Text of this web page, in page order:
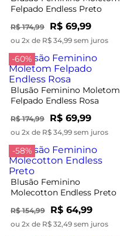
Felpado Endless Preto
R$ 174,99 R$ 69,99
ou 2x de R$ 34,99 sem juros
-60%
Blusão Feminino Moletom
Felpado Endless Rosa
R$ 174,99 R$ 69,99
ou 2x de R$ 34,99 sem juros
-58%
Blusão Feminino
Molecotton Endless Preto
R$ 154,99 R$ 64,99
ou 2x de R$ 32,49 sem juros